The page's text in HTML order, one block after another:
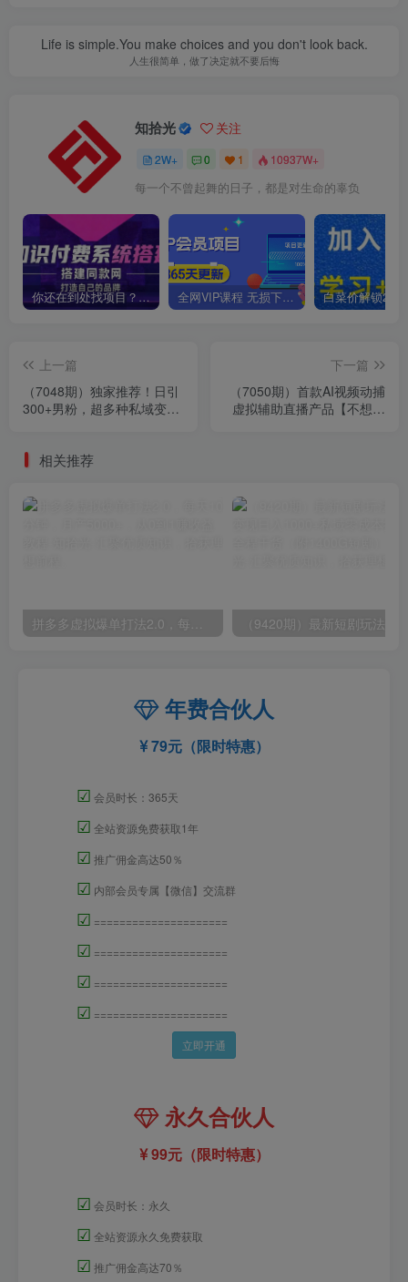
Life is simple.You make choices and you don't look back.
人生很简单，做了决定就不要后悔
知拾光 关注
2W+ 0 1 10937W+
每一个不曾起舞的日子，都是对生命的辜负
你还在到处找项目？还在当韭菜？我靠卖项目一个月收入5万+，曾经我也是个失败者。 全网VIP课程 无损下载~
上一篇
（7048期）独家推荐！日引
300+男粉，超多种私域变现
下一篇
（7050期）首款AI视频动捕
虚拟辅助直播产品【不想真
相关推荐
年费合伙人
79元（限时特惠）
☑ 会员时长：365天
☑ 全站资源免费获取1年
☑ 推广佣金高达50％
☑ 内部会员专属【微信】交流群
☑ =====================
☑ =====================
☑ =====================
☑ =====================
立即开通
永久合伙人
99元（限时特惠）
☑ 会员时长：永久
☑ 全站资源永久免费获取
☑ 推广佣金高达70％